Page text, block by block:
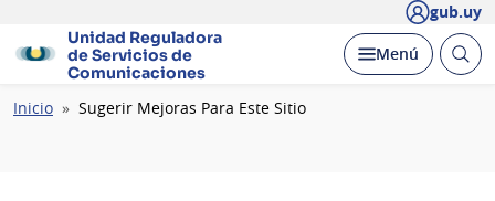
gub.uy
Unidad Reguladora
de Servicios de
Comunicaciones
Desplegar
Menú Abrir
Ruta
Inicio Sugerir Mejoras Para Este Sitio